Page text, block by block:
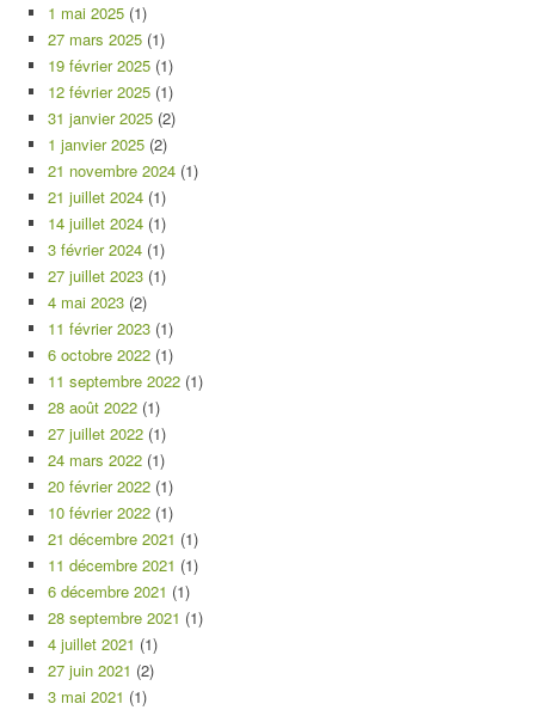
1 mai 2025 (1)
27 mars 2025 (1)
19 février 2025 (1)
12 février 2025 (1)
31 janvier 2025 (2)
1 janvier 2025 (2)
21 novembre 2024 (1)
21 juillet 2024 (1)
14 juillet 2024 (1)
3 février 2024 (1)
27 juillet 2023 (1)
4 mai 2023 (2)
11 février 2023 (1)
6 octobre 2022 (1)
11 septembre 2022 (1)
28 août 2022 (1)
27 juillet 2022 (1)
24 mars 2022 (1)
20 février 2022 (1)
10 février 2022 (1)
21 décembre 2021 (1)
11 décembre 2021 (1)
6 décembre 2021 (1)
28 septembre 2021 (1)
4 juillet 2021 (1)
27 juin 2021 (2)
3 mai 2021 (1)